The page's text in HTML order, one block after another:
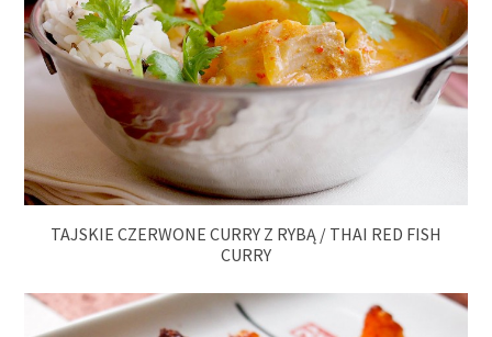
TAJSKIE CZERWONE CURRY Z RYBĄ / THAI RED FISH
CURRY